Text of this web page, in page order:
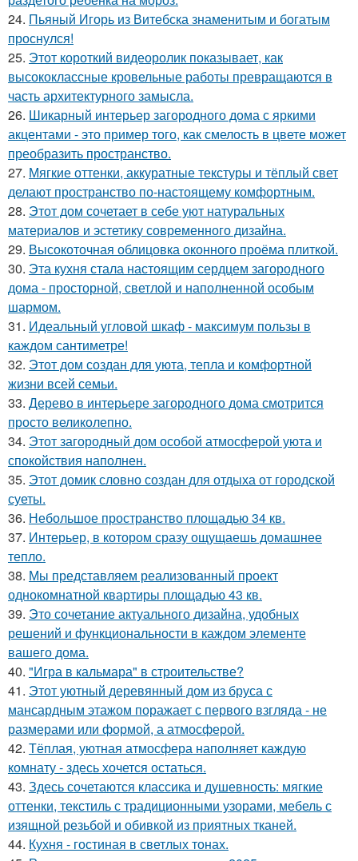
24. Пьяный Игорь из Витебска знаменитым и богатым
проснулся!
25. Этот короткий видеоролик показывает, как
высококлассные кровельные работы превращаются в
часть архитектурного замысла.
26. Шикарный интерьер загородного дома с яркими
акцентами - это пример того, как смелость в цвете может
преобразить пространство.
27. Мягкие оттенки, аккуратные текстуры и тёплый свет
делают пространство по-настоящему комфортным.
28. Этот дом сочетает в себе уют натуральных
материалов и эстетику современного дизайна.
29. Высокоточная облицовка оконного проёма плиткой.
30. Эта кухня стала настоящим сердцем загородного
дома - просторной, светлой и наполненной особым
шармом.
31. Идеальный угловой шкаф - максимум пользы в
каждом сантиметре!
32. Этот дом создан для уюта, тепла и комфортной
жизни всей семьи.
33. Дерево в интерьере загородного дома смотрится
просто великолепно.
34. Этот загородный дом особой атмосферой уюта и
спокойствия наполнен.
35. Этот домик словно создан для отдыха от городской
суеты.
36. Небольшое пространство площадью 34 кв.
37. Интерьер, в котором сразу ощущаешь домашнее
тепло.
38. Мы представляем реализованный проект
однокомнатной квартиры площадью 43 кв.
39. Это сочетание актуального дизайна, удобных
решений и функциональности в каждом элементе
вашего дома.
40. "Игра в кальмара" в строительстве?
41. Этот уютный деревянный дом из бруса с
мансардным этажом поражает с первого взгляда - не
размерами или формой, а атмосферой.
42. Тёплая, уютная атмосфера наполняет каждую
комнату - здесь хочется остаться.
43. Здесь сочетаются классика и душевность: мягкие
оттенки, текстиль с традиционными узорами, мебель с
изящной резьбой и обивкой из приятных тканей.
44. Кухня - гостиная в светлых тонах.